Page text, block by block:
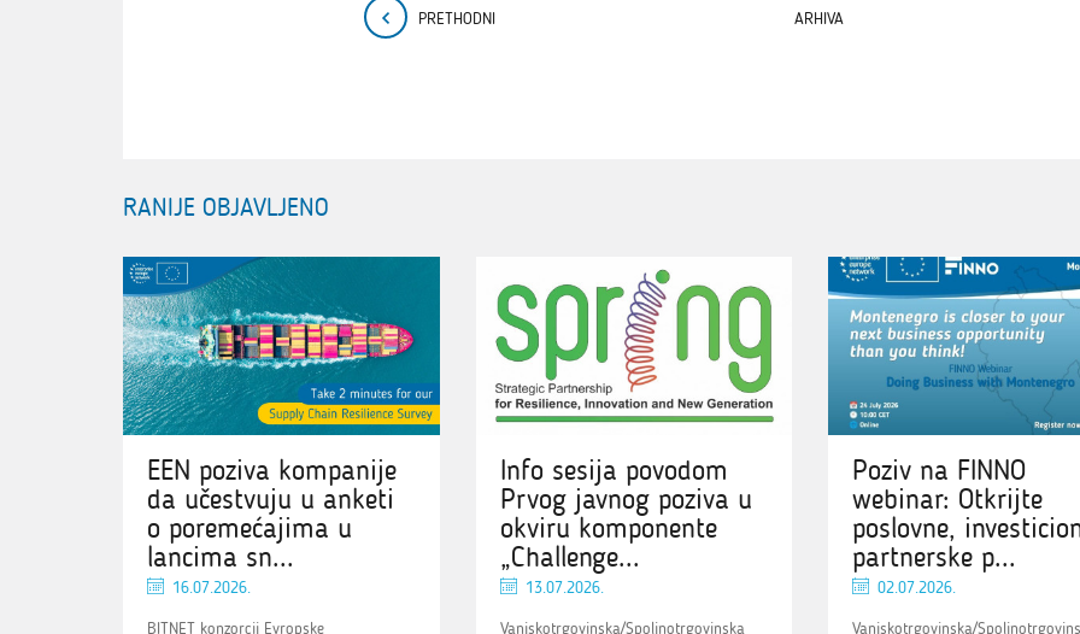
PRETHODNI ARHIVA
RANIJE OBJAVLJENO
EEN poziva kompanije
da učestvuju u anketi
o poremećajima u
lancima sn...
16.07.2026.
BITNET konzorcij Evropske
Info sesija povodom
Prvog javnog poziva u
okviru komponente
„Challenge...
13.07.2026.
Vanjskotrgovinska/Spoljnotrgovinska
Poziv na FINNO
webinar: Otkrijte
poslovne,
partnerske p...
02.07.2026.
Vanjskotrgovinska/